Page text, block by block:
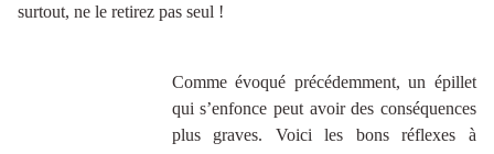
surtout, ne le retirez pas seul !
Comme évoqué précédemment, un épillet
qui s’enfonce peut avoir des conséquences
plus graves. Voici les bons réflexes à